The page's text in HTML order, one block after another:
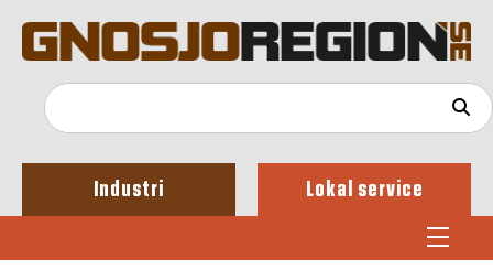
Industri Lokal service